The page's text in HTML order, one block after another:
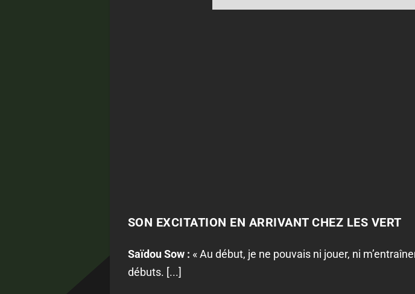
SON EXCITATION EN ARRIVANT CHEZ LES VERT
Saïdou Sow : «Au début, je ne pouvais ni jouer, ni
débuts. [...]